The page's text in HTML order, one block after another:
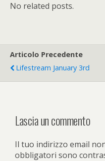
No related posts.
Articolo Precedente
Lifestream January 3rd
Lascia un commento
Il tuo indirizzo email
obbligatori sono